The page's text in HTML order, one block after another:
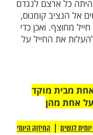
בזזו אותו וכל
שרצה להשליט
בדבר והגיע
כיון
תושבים
כשנכנס לאחד
קרע אותו